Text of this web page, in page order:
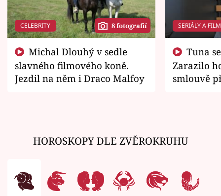
CELEBRITY 8 fotografií
slavného filmového koně.
Jezdil na něm i Draco Malfoy
SERIÁLY A
Zarazilo
smlouvě
HOROSKOPY DLE ZVĚROKRUHU